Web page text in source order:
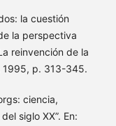
la cuestión
la perspectiva
reinvención de la
1995, p. 313-345.
ciencia,
siglo XX”. En: